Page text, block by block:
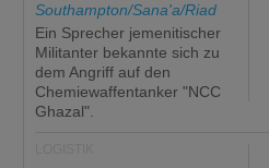
Southampton/Sana'a/Riad
Ein Sprecher jemenitischer
Militanter bekannte sich zu
dem Angriff auf den
Chemiewaffentanker "NCC
Ghazal".